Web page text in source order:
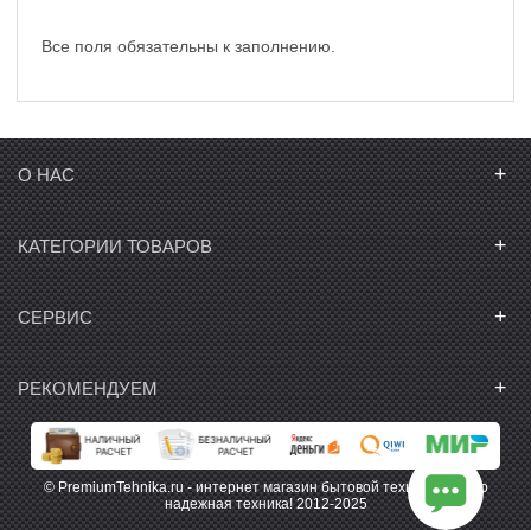
Все поля обязательны к заполнению.
О НАС +
КАТЕГОРИИ ТОВАРОВ +
СЕРВИС +
РЕКОМЕНДУЕМ +
© PremiumTehnika.ru - интернет магазин бытовой техники. Только
надежная техника! 2012-2025